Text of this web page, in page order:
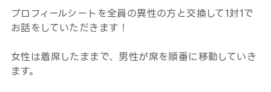
プロフィールシートを全員の異性の方と交換して1対1で
お話をしていただきます！
女性は着席したままで、男性が席を順番に移動していき
ます。